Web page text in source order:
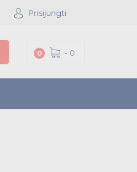
Prisijungti
0 - 0